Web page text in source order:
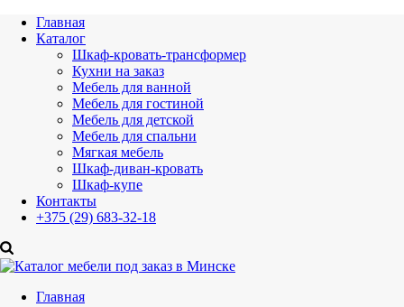
Главная
Каталог
Шкаф-кровать-трансформер
Кухни на заказ
Мебель для ванной
Мебель для гостиной
Мебель для детской
Мебель для спальни
Мягкая мебель
Шкаф-диван-кровать
Шкаф-купе
Контакты
+375 (29) 683-32-18
Главная